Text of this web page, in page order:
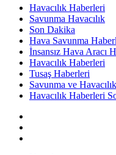
Havacılık Haberleri
Savunma Havacılık
Son Dakika
Hava Savunma
İnsansız Hava Aracı
Havacılık Haberleri
Tusaş Haberleri
Savunma ve
Havacılık Haberleri